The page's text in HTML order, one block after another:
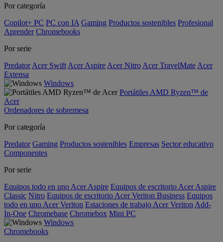
Por categoría
Copilot+ PC PC con IA Gaming Productos sostenibles Profesional
Aprender Chromebooks
Por serie
Predator Acer Swift Acer Aspire Acer Nitro Acer TravelMate Acer
Extensa
Windows
Portátiles AMD Ryzen™ de
Acer
Ordenadores de sobremesa
Por categoría
Predator Gaming Productos sostenibles Empresas Sector educativo
Componentes
Por serie
Equipos todo en uno Acer Aspire Equipos de escritorio Acer Aspire
Classic Nitro Equipos de escritorio Acer Veriton Business Equipos
todo en uno Acer Veriton Estaciones de trabajo Acer Veriton Add-
In-One Chromebase Chromebox Mini PC
Windows
Chromebooks